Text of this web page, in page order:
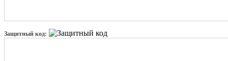
Защитный код: